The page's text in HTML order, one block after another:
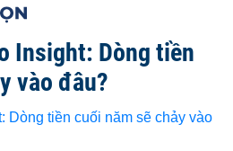
Insight: Dòng tiền
vào đâu?